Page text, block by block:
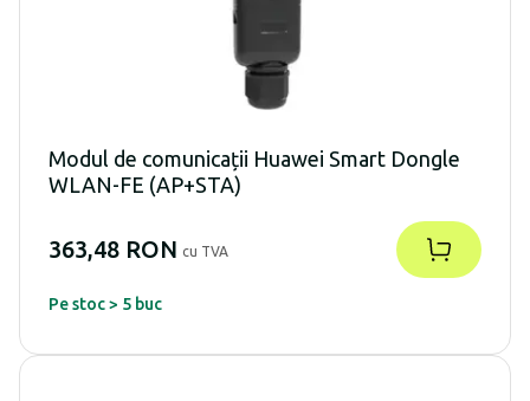
Modul de comunicații Huawei Smart Dongle
WLAN-FE (AP+STA)
363,48 RON cu TVA
Pe stoc > 5 buc